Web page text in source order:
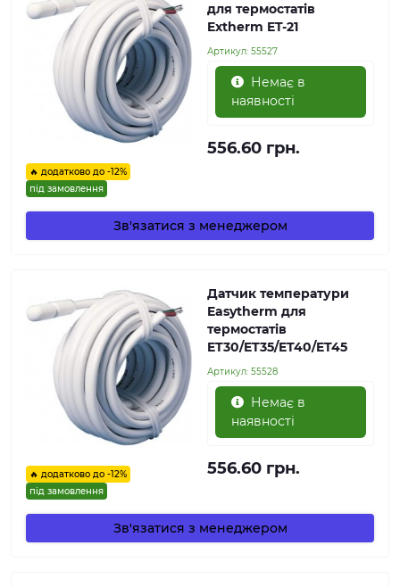
🔥 додатково до -12%
під замовлення
для термостатів
Extherm ET-21
Артикул: 55527
Немає в
наявності
556.60 грн.
Зв'язатися з менеджером
🔥 додатково до -12%
під замовлення
Датчик температури
Easytherm для
термостатів
ET30/ET35/ET40/ET45
Артикул: 55528
Немає в
наявності
556.60 грн.
Зв'язатися з менеджером